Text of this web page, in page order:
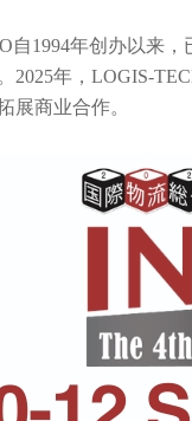
自1994年创办以来
2025年，LOGIS-
展商业合作。